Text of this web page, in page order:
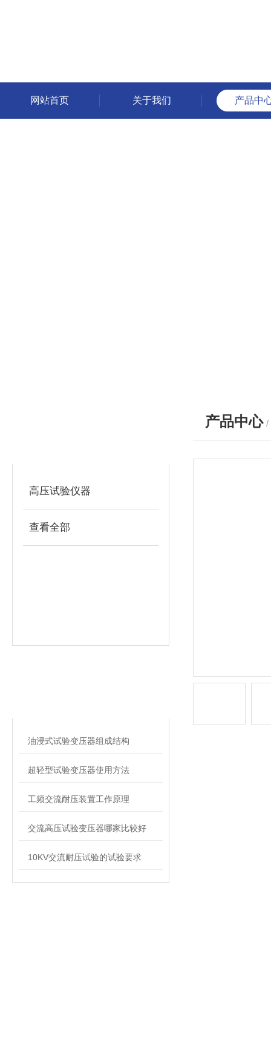
网站首页 关于我们 产品中
高压试验仪器
查看全部
油浸式试验变压器组成结构
超轻型试验变压器使用方法
工频交流耐压装置工作原理
交流高压试验变压器哪家比较好
10KV交流耐压试验的试验要求
产品中心 /